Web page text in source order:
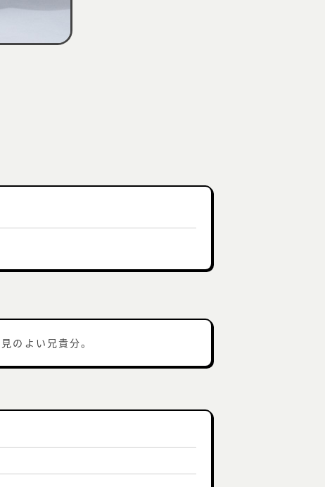
のよい兄貴分。